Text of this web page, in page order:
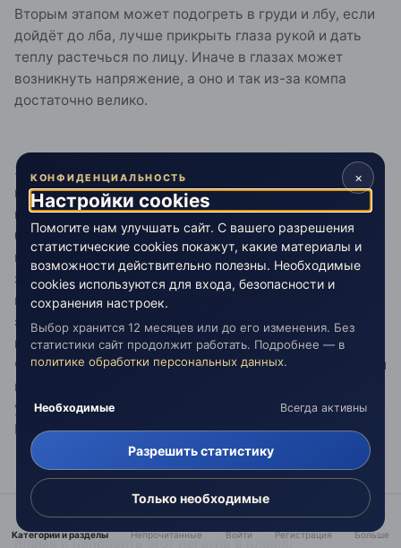
Вторым этапом может подогреть в груди и лбу, если
дойдёт до лба, лучше прикрыть глаза рукой и дать
теплу растечься по лицу. Иначе в глазах может
возникнуть напряжение, а оно и так из-за компа
достаточно велико.
3) колени. я полагаю, что боль в коленях происходит
из-за ухудшения кровоснабжения икр. та кровь,
которая должна была наполнять сосуды икр
блокируется и в местах блока возникает боль. Икры
надо растирать поглаживающими движениями,
захватывая колено. Растирать энергетически - не
касаясь тела. мысленно восстанавливая циркуляцию
энергий от бедра до ступни. Не забывать, что
кровообращение замкнуто в кольцо, т.е. по одной
части ноги энергии идут вниз по ноге, по другой части
ноги - вверх, поэтому не надо силой мысли
указывать, куда энергиям течь, они это сами знают.
Нужно лишь дать им возможность это делать.
Если при растирании возникнет ощущение, что на
пальцы налипает негатив - не пугаться, представить
пламя и направить этот негатив в пламя.
Категории и разделы Непрочитанные Войти Регистрация Больше
×
КОНФИДЕНЦИАЛЬНОСТЬ
Настройки cookies
Помогите нам улучшать сайт. С вашего разрешения
статистические cookies покажут, какие материалы и
возможности действительно полезны. Необходимые
cookies используются для входа, безопасности и
сохранения настроек.
Выбор хранится 12 месяцев или до его изменения. Без
статистики сайт продолжит работать. Подробнее — в
политике обработки персональных данных.
Необходимые Всегда активны
Разрешить статистику
Только необходимые